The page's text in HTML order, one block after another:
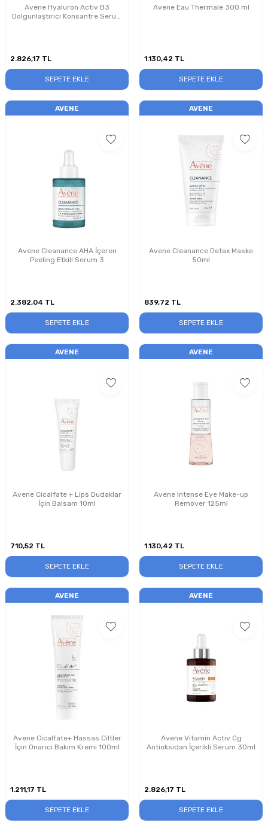
Avene Hyaluron Activ B3
Dolgunlaştırıcı Konsantre Serum
2.826,17 TL
SEPETE EKLE
Avene Eau Thermale 300 ml
1.130,42 TL
SEPETE EKLE
AVENE
Avene Cleanance AHA İçeren
Peeling Etkili Serum 3
2.382,04 TL
SEPETE EKLE
AVENE
Avene Cleanance Detax Maske
50ml
839,72 TL
SEPETE EKLE
AVENE
Avene Cicalfate + Lips Dudaklar
İçin Balsam 10ml
710,52 TL
SEPETE EKLE
AVENE
Avene Intense Eye Make-up
Remover 125ml
1.130,42 TL
SEPETE EKLE
AVENE
Avene Cicalfate+ Hassas Ciltler
İçin Onarıcı Bakım Kremi 100ml
1.211,17 TL
SEPETE EKLE
AVENE
Avene Vitamin Activ Cg
Antioksidan İçerikli Serum 30ml
2.826,17 TL
SEPETE EKLE